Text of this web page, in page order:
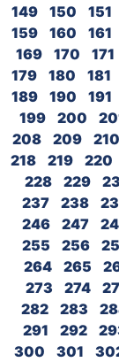
149
150 151
159
160 161
169
170 171
179
180 181
189
190 191
199
200
208
209 210
218
219 220
228
229
237
238
246
247
255
256
264
265
273
274
282
283
291
292
300
301